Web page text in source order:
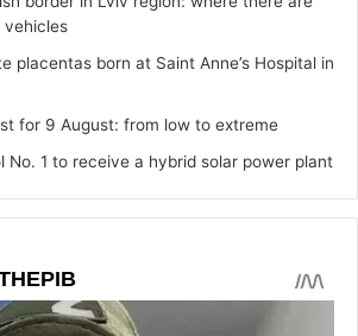
placentas born at Saint Anne’s Hospital in
for 9 August: from low to extreme
No. 1 to receive a hybrid solar power plant